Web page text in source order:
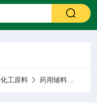
化工原料 药用辅料